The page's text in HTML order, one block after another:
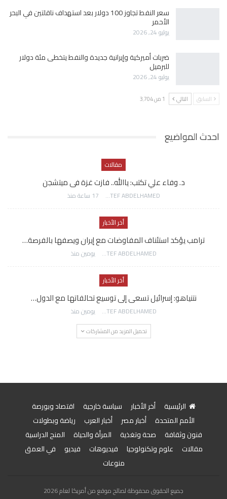
سعر النفط تجاوز 100 دولار بعد استهداف ناقلتين في البحر
الأحمر
يوليو 24, 2026
ضربات أميركية وإيرانية جديدة والنفط يتخطى مئة دولار
للبرميل
يوليو 24, 2026
السابق التالي 1 من 3٬704
احدث المواضيع
مقالات
د. وفاء علي تكتب: ياالله.. فازت غزة فى ميتشجن
AWATEF ABDELHAMED 17 ساعة منذ
أخر الأخبار
ترامب يؤكد استئناف المفاوضات مع إيران ويصفها بالفرصة…
AWATEF ABDELHAMED يومين منذ
أخر الأخبار
نتنياهو: إسرائيل تسعى إلى توسيع تحالفاتها مع الدول…
AWATEF ABDELHAMED يومين منذ
تحميل المزيد من المشاركات
الرئيسية أخر الأخبار سياسة خارجية
اقتصاد وبورصة
الأمم المتحدة
أخبار مصر أخبار العرب
رياضة وبطولات
فنون وثقافة
صحة وتغذية المرأة والحياة
المنح الدراسية
مقالات
علوم وتكنولوجيا فيديوهات فيديو
في العمق
منوعات
جميع الحقوق محفوظة لصالح موقع من أمريكا لعام 2026